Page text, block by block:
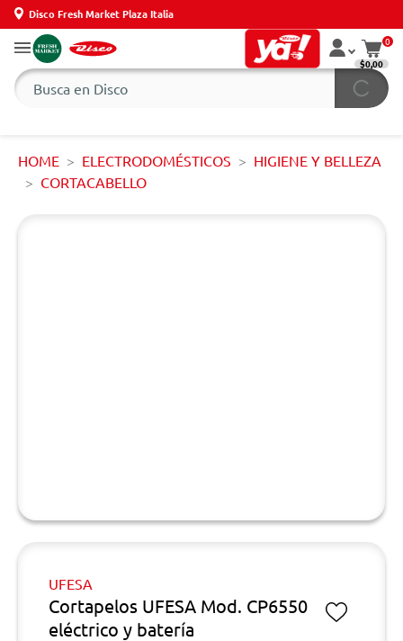
Disco Fresh Market Plaza Italia
0
$0,00
HOME ELECTRODOMÉSTICOS
HIGIENE Y BELLEZA
CORTACABELLO
UFESA
Cortapelos UFESA Mod. CP6550
eléctrico y batería